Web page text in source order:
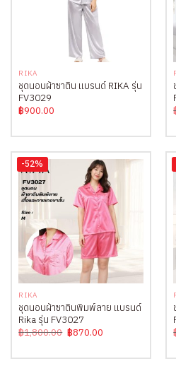
RIKA
ชุดนอนผ้าซาติน แบรนด์ RIKA รุ่น
FV3029
฿900.00
-52%
RIKA
ชุดนอนผ้าซาตินพิมพ์ลาย แบรนด์
Rika รุ่น FV3027
฿1,800.00 Original
price
฿1,800.00.
฿870.00
฿870.00.